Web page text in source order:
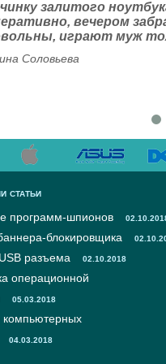
залитого
вечером
играют муж
Соловьева
статьи
программ-шпионов
блокировщика
разъема 02.10.2018
операционной
05.03.2018
компьютерных
04.03.2018